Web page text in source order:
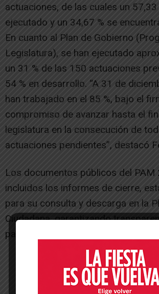
actuaciones, de las cuales un 57,33
ejecutado y un 34,67 % se
En cuanto al Plan de Gobierno
Legislatura), se han ejecutado
un 31 % de las 150 actuaciones
54 % en desarrollo. “A 31 de
han trabajado en el 85 %, bajo el
compromiso de avanzar hasta el
legislatura en la consecución de
actuaciones pendientes”, destacó
Los documentos públicos del PAM
incluidos los informes de cierre,
para su consulta y descarga en la
Ciudadana, garantizando
participación en la gestión municipal.
-- Publicidad --